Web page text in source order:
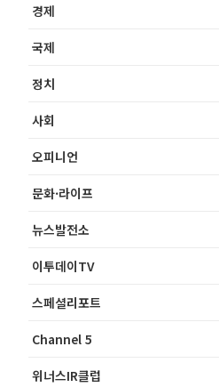
경제
국제
정치
사회
오피니언
문화·라이프
뉴스발전소
이투데이TV
스페셜리포트
Channel 5
위너스IR클럽